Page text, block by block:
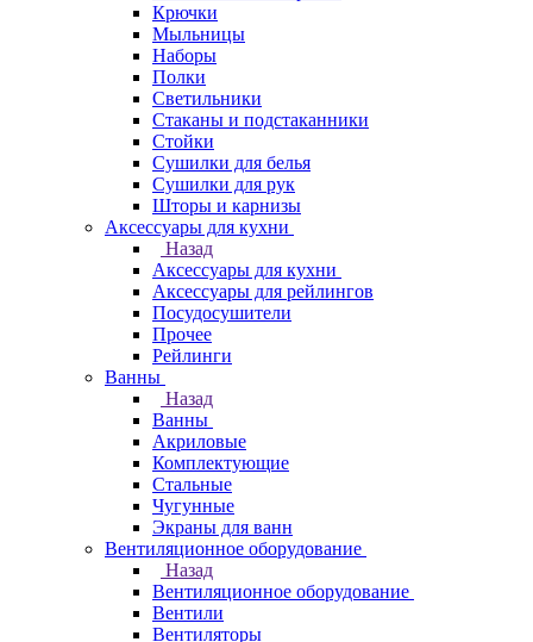
Крючки
Мыльницы
Наборы
Полки
Светильники
Стаканы и подстаканники
Стойки
Сушилки для белья
Сушилки для рук
Шторы и карнизы
Аксессуары для кухни
Назад
Аксессуары для кухни
Аксессуары для рейлингов
Посудосушители
Прочее
Рейлинги
Ванны
Назад
Ванны
Акриловые
Комплектующие
Стальные
Чугунные
Экраны для ванн
Вентиляционное оборудование
Назад
Вентиляционное оборудование
Вентили
Вентиляторы